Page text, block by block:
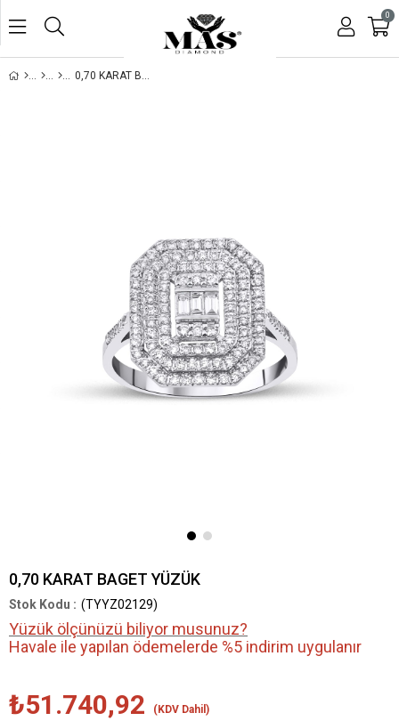
0
0,70 KARAT BAGET YÜZÜK
0,70 KARAT BAGET YÜZÜK
(TYYZ02129)
Yüzük ölçünüzü biliyor musunuz?
Havale ile yapılan ödemelerde %5 indirim uygulanır
₺51.740,92 (KDV Dahil)